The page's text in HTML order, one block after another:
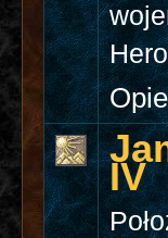
IV